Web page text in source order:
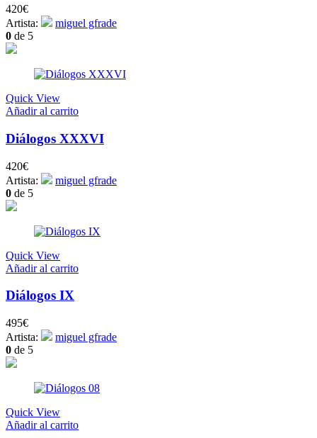
420€
Artista:
miguel gfrade
0 de 5
Quick View
Añadir al carrito
Diálogos XXXVI
420€
Artista:
miguel gfrade
0 de 5
Quick View
Añadir al carrito
Diálogos IX
495€
Artista:
miguel gfrade
0 de 5
Quick View
Añadir al carrito